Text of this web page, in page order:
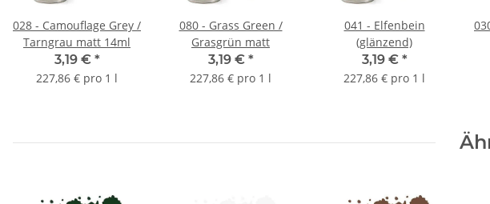
028 - Camouflage Grey /
Tarngrau matt 14ml
3,19 € *
227,86 € pro 1 l
080 - Grass Green /
Grasgrün matt
3,19 € *
227,86 € pro 1 l
041 - Elfenbein
(glänzend)
3,19 € *
227,86 € pro 1 l